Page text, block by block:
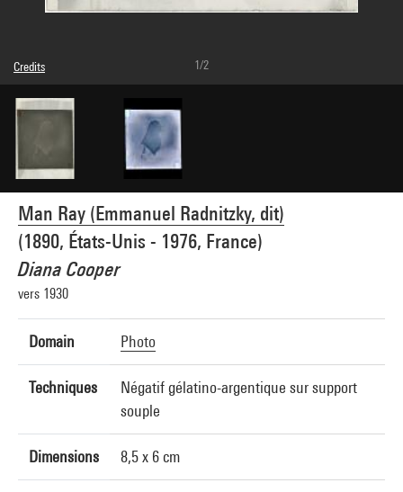
Man Ray (Emmanuel Radnitzky, dit)
(1890, États-Unis - 1976, France)
Diana Cooper
vers 1930
Domain Photo
Techniques
Négatif gélatino-argentique sur support
souple
Dimensions 8,5 x 6 cm
Credits
© Man Ray Trust / Adagp, Paris
Image reference : 4G02723
1/2